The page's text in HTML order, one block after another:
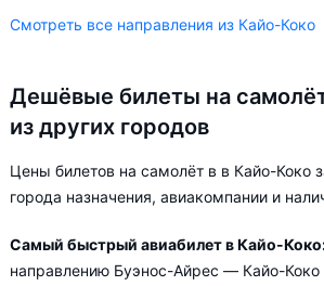
Смотреть все направления из Кайо-Коко
Дешёвые билеты на
из других городов
Цены билетов на самолёт в в Кайо-Коко
города назначения, авиакомпании и
Самый быстрый авиабилет в Кайо-
направлению Буэнос-Айрес — Кайо-Коко с ближайшим